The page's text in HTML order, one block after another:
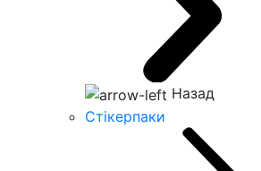
Назад
Стікерпаки